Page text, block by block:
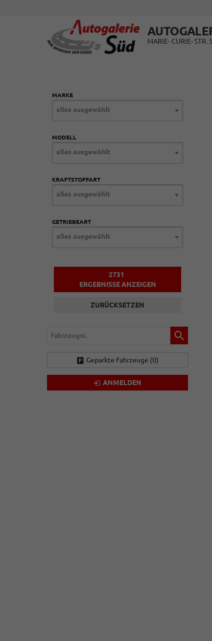
MARIE- CURIE- STR. 5
MARKE
alles ausgewählt
MODELL
alles ausgewählt
KRAFTSTOFFART
alles ausgewählt
GETRIEBEART
alles ausgewählt
2731
ERGEBNISSE ANZEIGEN
ZURÜCKSETZEN
Fahrzeugnr.
Geparkte Fahrzeuge (0)
ANMELDEN